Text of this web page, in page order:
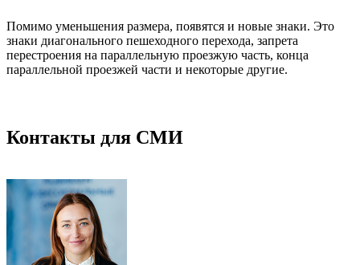
Помимо уменьшения размера, появятся и новые знаки. Это
знаки диагонального пешеходного перехода, запрета
перестроения на параллельную проезжую часть, конца
параллельной проезжей части и некоторые другие.
Контакты для СМИ